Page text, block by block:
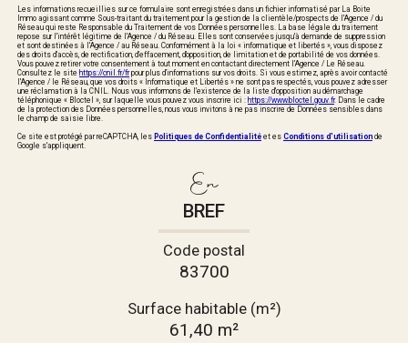
Les informations recueillies sur ce formulaire sont enregistrées dans un fichier informatisé par La Boite
Immo agissant comme Sous-traitant du traitement pour la gestion de la clientèle/prospects de l'Agence / du
Réseau qui reste Responsable du Traitement de vos Données personnelles. La base légale du traitement
repose sur l'intérêt légitime de l'Agence / du Réseau. Elles sont conservées jusqu'à demande de suppression
et sont destinées à l'Agence / au Réseau. Conformément à la loi « informatique et libertés », vous disposez
des droits d’accès, de rectification, d’effacement, d’opposition, de limitation et de portabilité de vos données.
Vous pouvez retirer votre consentement à tout moment en contactant directement l’Agence / Le Réseau.
Consultez le site https://cnil.fr/frpour plus d’informations sur vos droits. Si vous estimez, après avoir contacté
l'Agence / le Réseau, que vos droits « Informatique et Libertés » ne sont pas respectés, vous pouvez adresser
une réclamation à la CNIL. Nous vous informons de l’existence de la liste d'opposition au démarchage
téléphonique « Bloctel », sur laquelle vous pouvez vous inscrire ici : https://www.bloctel.gouv.fr. Dans le cadre
de la protection des Données personnelles, nous vous invitons à ne pas inscrire de Données sensibles dans
le champ de saisie libre.
Ce site est protégé par reCAPTCHA, les Politiques de Confidentialité et es Conditions d'utilisation de
Google s'appliquent.
En
BREF
Code postal
83700
Surface habitable (m²)
61,40 m²